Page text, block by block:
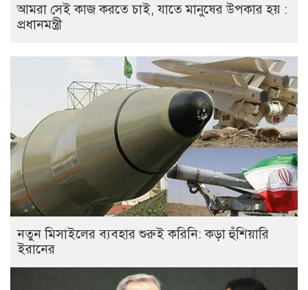
আমরা সেই কাজ করতে চাই, যাতে মানুষের উপকার হয় :
প্রধানমন্ত্রী
নতুন মিসাইলের ব্যবহার শুরুই করিনি: কড়া হুঁশিয়ারি
ইরানের